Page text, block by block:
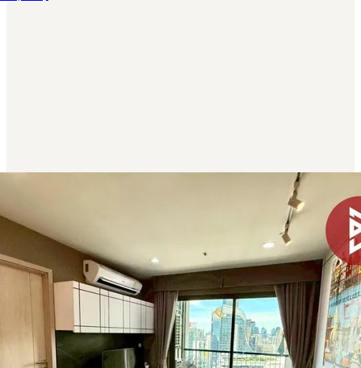
ขาย คอนโด Sindhorn Residence ใกล้กับ รถไฟฟ้า
งเทพมหานคร